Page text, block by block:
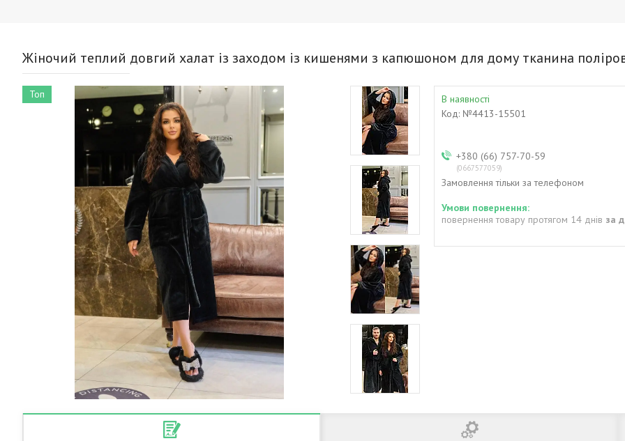
Жіночий теплий довгий халат із заходом із кишенями з капюшоном для дому тканина
Топ
В наявності
Код: №4413-15501
+380 (66) 757-70-59
0667577059
Замовлення тільки за телефоном
повернення товару протягом 14 днів за